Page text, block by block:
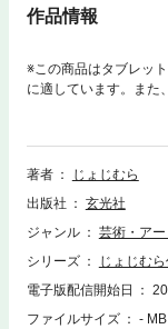
作品情報
※この商品はタブレッ
に適しています。また
ト、検索、辞書の参
ょじむらが現実に侵
品描き下ろしの作品集
すか?
著者
じょじむら
出版社
玄光社
ジャンル
芸術・アー
シリーズ
じょじむ
電子版配信開始日
ファイルサイズ
- MB